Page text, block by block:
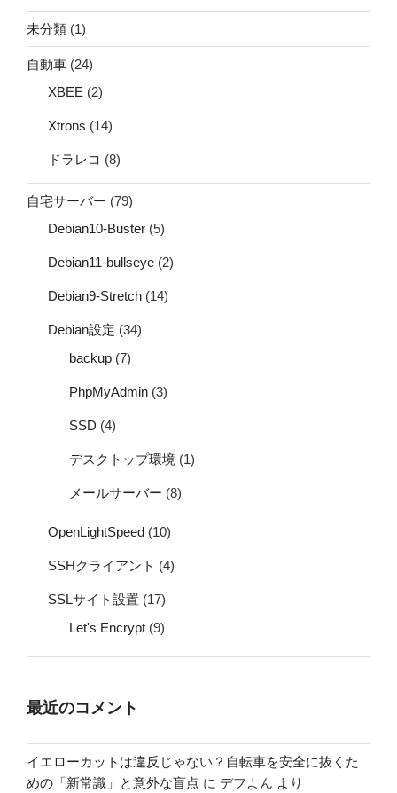
未分類 (1)
自動車 (24)
XBEE (2)
Xtrons (14)
ドラレコ (8)
自宅サーバー (79)
Debian10-Buster (5)
Debian11-bullseye (2)
Debian9-Stretch (14)
Debian設定 (34)
backup (7)
PhpMyAdmin (3)
SSD (4)
デスクトップ環境 (1)
メールサーバー (8)
OpenLightSpeed (10)
SSHクライアント (4)
SSLサイト設置 (17)
Let's Encrypt (9)
最近のコメント
イエローカットは違反じゃない？自転車を安全に抜くた
めの「新常識」と意外な盲点 に デフよん より